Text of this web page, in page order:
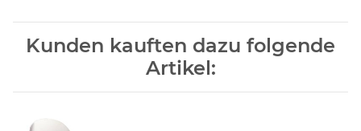
Kunden kauften dazu folgende
Artikel: